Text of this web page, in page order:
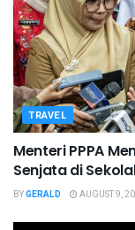
TRAVEL
Menteri PPPA
Senjata di
BYGERALD AUGUST 9,